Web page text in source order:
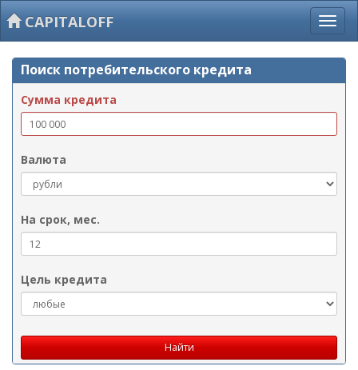
CAPITALOFF
Поиск потребительского кредита
Сумма кредита
Валюта
На срок, мес.
Цель кредита